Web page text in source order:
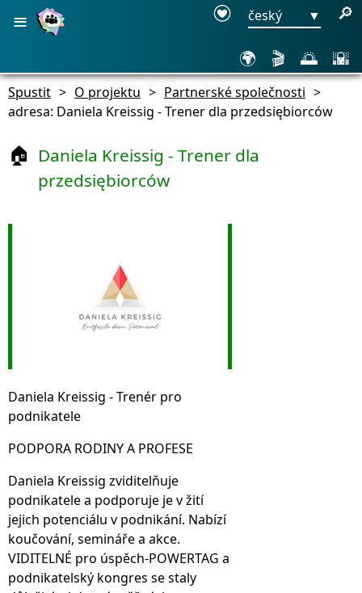
≡ český ▼ 🔎
🌍 🎬 🌅 🌇
Spustit > O projektu > Partnerské společnosti >
adresa: Daniela Kreissig - Trener dla przedsiębiorców
🏠
Daniela Kreissig - Trener dla
przedsiębiorców
Daniela Kreissig - Trenér pro
podnikatele
PODPORA RODINY A PROFESE
Daniela Kreissig zviditelňuje
podnikatele a podporuje je v žití
jejich potenciálu v podnikání. Nabízí
koučování, semináře a akce.
VIDITELNÉ pro úspěch-POWERTAG a
podnikatelský kongres se staly